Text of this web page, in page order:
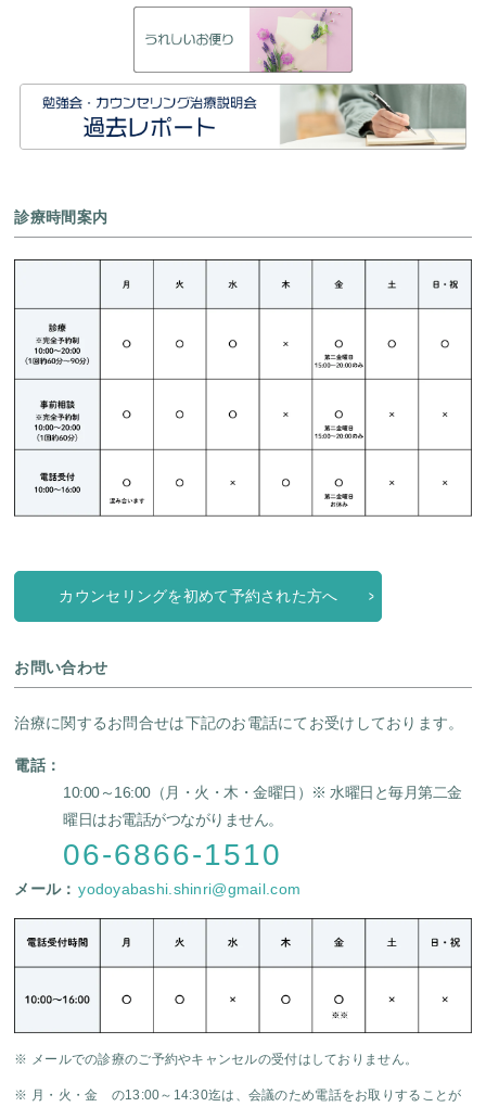
診療時間案内
カウンセリングを初めて予約された方へ
お問い合わせ
治療に関するお問合せは下記のお電話にてお受けしております。
電話：
10:00～16:00（月・火・木・金曜日）
※ 水曜日と毎月第二金
曜日はお電話がつながりません。
06-6866-1510
メール： yodoyabashi.shinri@gmail.com
※ メールでの診療のご予約やキャンセルの受付はしておりません。
※ 月・火・金 の13:00～14:30迄は、会議のため電話をお取りすることが